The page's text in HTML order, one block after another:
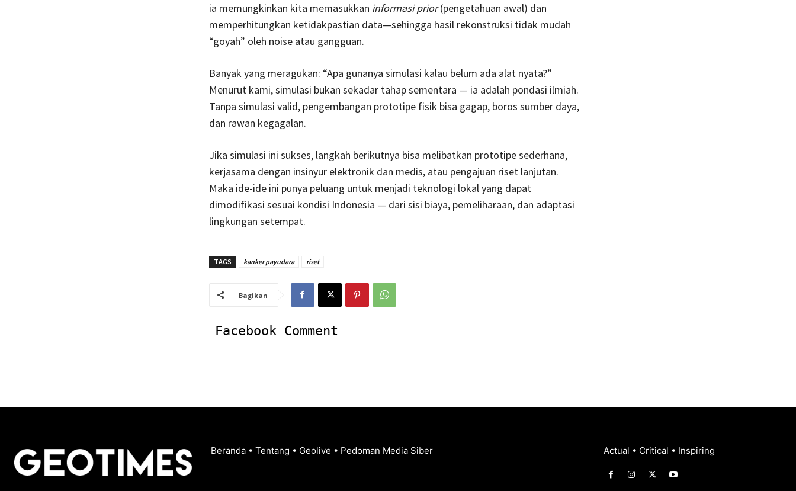
ia memungkinkan kita memasukkan informasi prior(pengetahuan awal) dan
memperhitungkan ketidakpastian data—sehingga hasil rekonstruksi tidak mudah
“goyah” oleh noise atau gangguan.
Banyak yang meragukan: “Apa gunanya simulasi kalau belum ada alat nyata?”
Menurut kami, simulasi bukan sekadar tahap sementara — ia adalah pondasi ilmiah.
Tanpa simulasi valid, pengembangan prototipe fisik bisa gagap, boros sumber daya,
dan rawan kegagalan.
Jika simulasi ini sukses, langkah berikutnya bisa melibatkan prototipe sederhana,
kerjasama dengan insinyur elektronik dan medis, atau pengajuan riset lanjutan.
Maka ide-ide ini punya peluang untuk menjadi teknologi lokal yang dapat
dimodifikasi sesuai kondisi Indonesia — dari sisi biaya, pemeliharaan, dan adaptasi
lingkungan setempat.
TAGS kanker payudara riset
Bagikan
Facebook Comment
Beranda • Tentang • Geolive • Pedoman Media Siber Actual • Critical • Inspiring